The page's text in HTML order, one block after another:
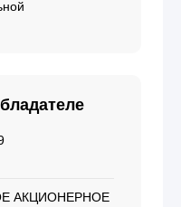
АКЦИОНЕРНОЕ